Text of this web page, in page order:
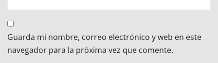
Guarda mi nombre, correo electrónico y web en este
navegador para la próxima vez que comente.